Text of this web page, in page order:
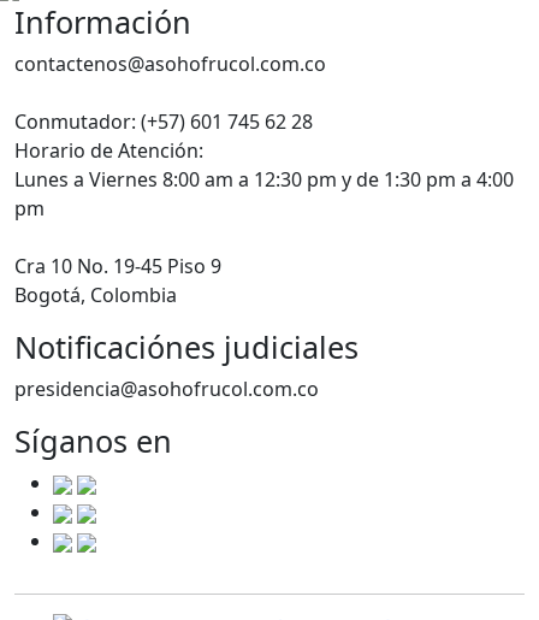
Información
contactenos@asohofrucol.com.co
Conmutador: (+57) 601 745 62 28
Horario de Atención:
Lunes a Viernes 8:00 am a 12:30 pm y de 1:30 pm a 4:00
pm
Cra 10 No. 19-45 Piso 9
Bogotá, Colombia
Notificaciónes judiciales
presidencia@asohofrucol.com.co
Síganos en